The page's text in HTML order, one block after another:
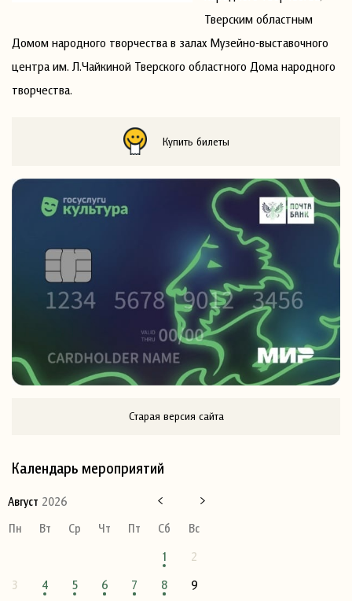
Тверским областным
Домом народного творчества в залах Музейно-выставочного
центра им. Л.Чайкиной Тверского областного Дома народного
творчества.
Купить билеты
Старая версия сайта
Календарь мероприятий
Август 2026
Пн
Вт Ср Чт Пт Сб
Вс
1
2
3
4 5 6 7 8
9